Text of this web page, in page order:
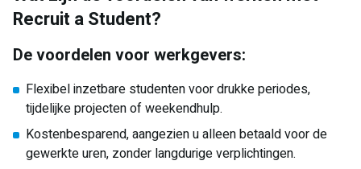
Recruit a Student?
De voordelen voor werkgevers:
Flexibel inzetbare studenten voor drukke periodes,
tijdelijke projecten of weekendhulp.
Kostenbesparend, aangezien u alleen betaald voor de
gewerkte uren, zonder langdurige verplichtingen.